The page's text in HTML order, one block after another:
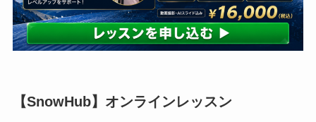
【SnowHub】オンラインレッスン